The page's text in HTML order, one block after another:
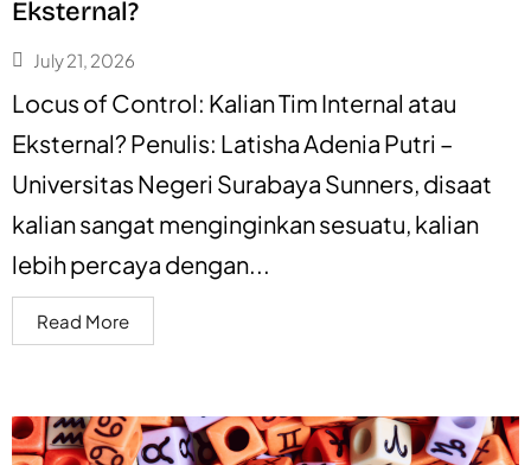
Eksternal?
July 21, 2026
Locus of Control: Kalian Tim Internal atau
Eksternal? Penulis: Latisha Adenia Putri –
Universitas Negeri Surabaya Sunners, disaat
kalian sangat menginginkan sesuatu, kalian
lebih percaya dengan...
Read More